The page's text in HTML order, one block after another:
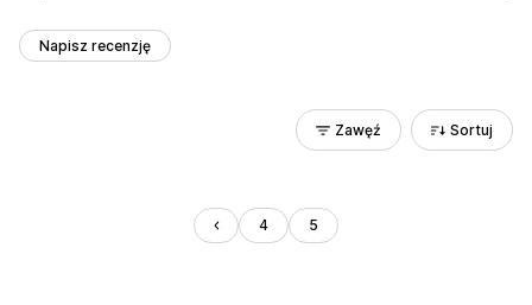
Napisz recenzję
Zawęź Sortuj
4 5